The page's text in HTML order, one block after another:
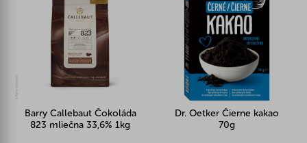
Barry Callebaut Čokoláda
823 mliečna 33,6% 1kg
Dr. Oetker Čierne kakao
70g